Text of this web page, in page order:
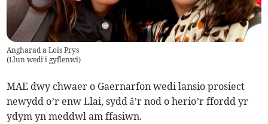
Angharad a Lois Prys
(Llun wedi'i gyflenwi)
MAE dwy chwaer o Gaernarfon wedi lansio prosiect
newydd o’r enw Llai, sydd â’r nod o herio’r ffordd yr
ydym yn meddwl am ffasiwn.